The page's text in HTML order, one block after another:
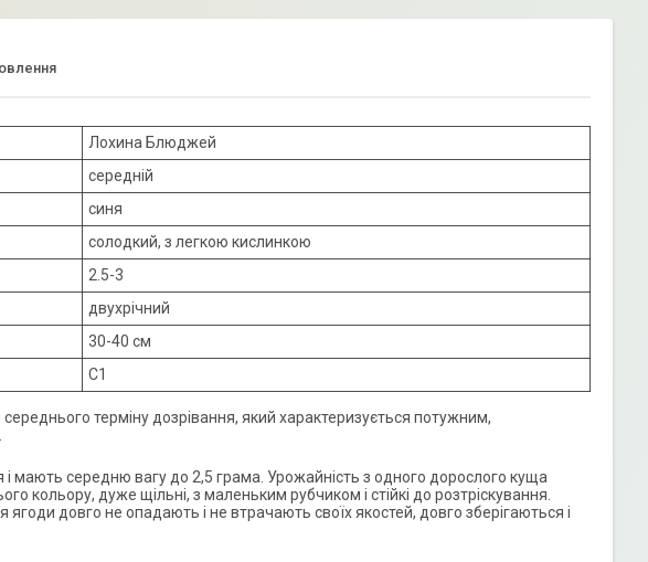
Лохина Блюджей
середній
синя
солодкий, з легкою кислинкою
2.5-3
двухрічний
30-40 см
С1
терміну дозрівання, який характеризується потужним,
і мають середню вагу до 2,5 грама. Урожайність з одного дорослого куща
кольору, дуже щільні, з маленьким рубчиком і стійкі до розтріскування.
довго не опадають і не втрачають своїх якостей, довго зберігаються і